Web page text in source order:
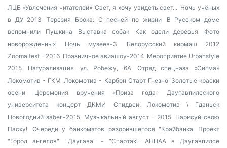
ЛЦБ «Увлечения читателей» Свет, я хочу увидеть свет... Ночь учёных
в ДУ 2013
Терезия Брока: С песней по жизни
В Русском доме
вспомнили Пушкина
Выставка собак Как одели деревья
Фото
новорожденных
Ночь музеев-3
Белорусский кирмаш 2012
Zoomaifest - 2016 Празничное авиашоу-2014 Мероприятие Urbanstyle
2015
Натурализация ул. Робежу, 6А
Отряд спецназа «Сигма»
Локомотив - ГКМ Локомотив - Карбон Старт Гнезно Золотые краски
осени
Церемония вручения «Приза года» Даугавпилсского
университета
концерт ДКМИ
Спидвей: Локомотив \ Гданьск
Новогодний забег-2015 Музыкальный август - 2015 Нарисуй свою
Пасху!
Очереди у банкоматов разорившегося "Крайбанка
Проект
"Город ангелов"
"Даугава" - "Спартак"
AHHAA в Даугавпилсе